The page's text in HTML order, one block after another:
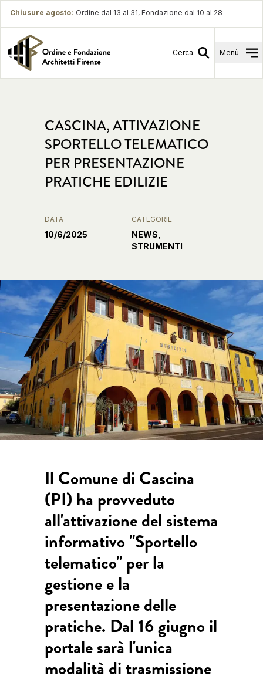
Chiusure agosto: Ordine dal 13 al 31, Fondazione dal 10 al 28
Cerca Menù
CASCINA, ATTIVAZIONE
SPORTELLO TELEMATICO
PER PRESENTAZIONE
PRATICHE EDILIZIE
DATA
10/6/2025
CATEGORIE
NEWS,
STRUMENTI
Il Comune di Cascina
(PI) ha provveduto
all'attivazione del sistema
informativo "Sportello
telematico" per la
gestione e la
presentazione delle
pratiche. Dal 16 giugno il
portale sarà l'unica
modalità di trasmissione